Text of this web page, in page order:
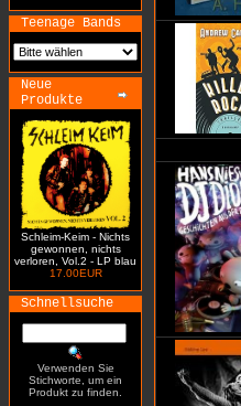
Teenage Bands
Neue
Produkte
Schleim-Keim - Nichts
gewonnen, nichts
verloren, Vol.2 - LP blau
17.00EUR
Schnellsuche
Verwenden Sie
Stichworte, um ein
Produkt zu finden.